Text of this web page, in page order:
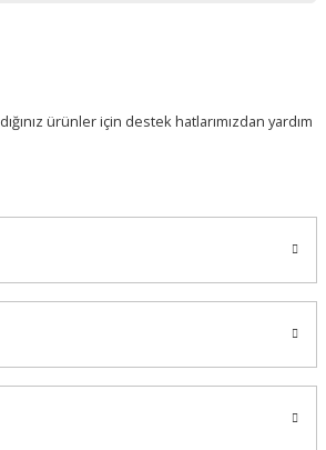
ürünler için destek hatlarımızdan yardım